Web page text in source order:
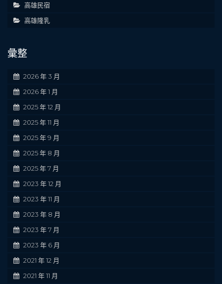
高雄民宿
高雄隆乳
彙整
2026 年 3 月
2026 年 1 月
2025 年 12 月
2025 年 11 月
2025 年 9 月
2025 年 8 月
2025 年 7 月
2023 年 12 月
2023 年 11 月
2023 年 8 月
2023 年 7 月
2023 年 6 月
2021 年 12 月
2021 年 11 月